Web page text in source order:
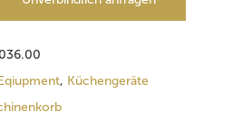
, Küchengeräte